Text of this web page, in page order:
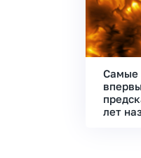
Самые
лет